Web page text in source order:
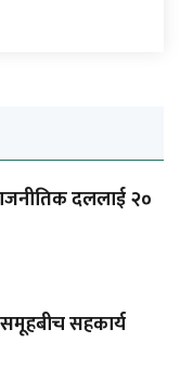
दललाई २०
सहकार्य